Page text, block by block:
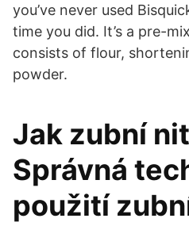
you’ve never used
time you did. It’s a pre-
consists of flour,
powder.
Jak zubní
Správná
použití